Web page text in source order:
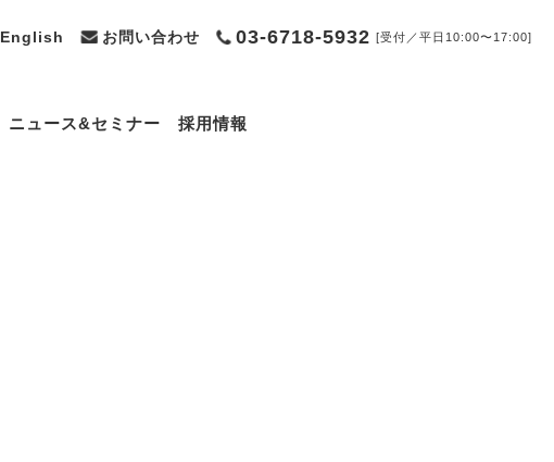
English お問い合わせ 03-6718-5932 [受付／平日10:00〜17:00]
ニュース&セミナー 採用情報